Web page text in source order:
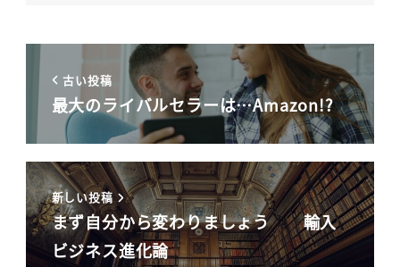
古い投稿
最大のライバルセラーは…Amazon!?
新しい投稿
まず自分から変わりましょう 輸入
ビジネス進化論